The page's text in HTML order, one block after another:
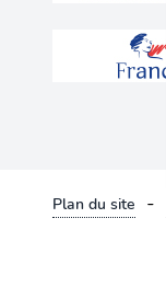
Plan du site -